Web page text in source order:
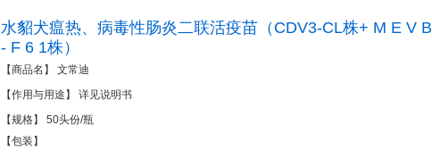
水貂犬瘟热、病毒性肠炎二联活疫苗（CDV3-CL株+ M E V B
- F 6 1株）
【商品名】 文常迪
【作用与用途】 详见说明书
【规格】 50头份/瓶
【包装】